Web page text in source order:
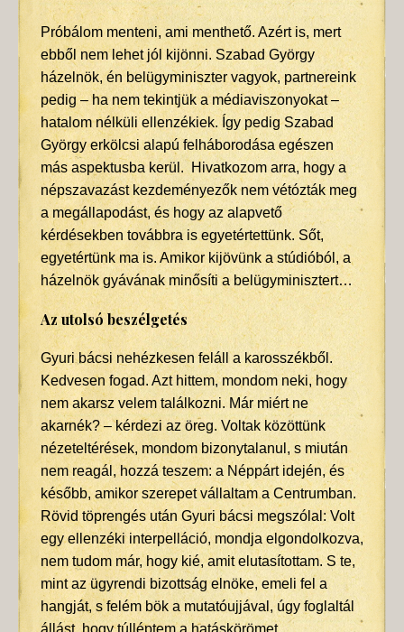
Próbálom menteni, ami menthető. Azért is, mert
ebből nem lehet jól kijönni. Szabad György
házelnök, én belügyminiszter vagyok, partnereink
pedig – ha nem tekintjük a médiaviszonyokat –
hatalom nélküli ellenzékiek. Így pedig Szabad
György erkölcsi alapú felháborodása egészen
más aspektusba kerül. Hivatkozom arra, hogy a
népszavazást kezdeményezők nem vétózták meg
a megállapodást, és hogy az alapvető
kérdésekben továbbra is egyetértettünk. Sőt,
egyetértünk ma is. Amikor kijövünk a stúdióból, a
házelnök gyávának minősíti a belügyminisztert…
Az utolsó beszélgetés
Gyuri bácsi nehézkesen feláll a karosszékből.
Kedvesen fogad. Azt hittem, mondom neki, hogy
nem akarsz velem találkozni. Már miért ne
akarnék? – kérdezi az öreg. Voltak közöttünk
nézeteltérések, mondom bizonytalanul, s miután
nem reagál, hozzá teszem: a Néppárt idején, és
később, amikor szerepet vállaltam a Centrumban.
Rövid töprengés után Gyuri bácsi megszólal: Volt
egy ellenzéki interpelláció, mondja elgondolkozva,
nem tudom már, hogy kié, amit elutasítottam. S te,
mint az ügyrendi bizottság elnöke, emeli fel a
hangját, s felém bök a mutatóujjával, úgy foglaltál
állást, hogy túlléptem a hatáskörömet.